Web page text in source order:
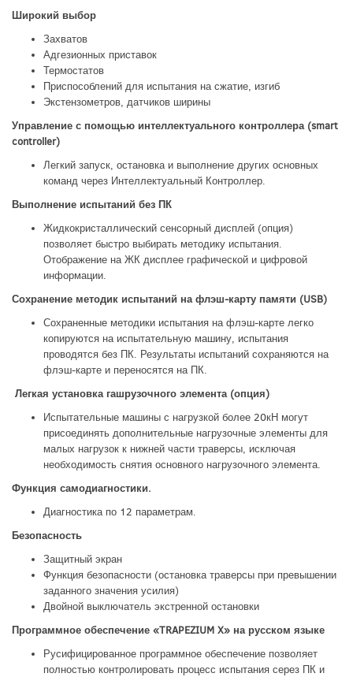
Широкий выбор
Захватов
Адгезионных приставок
Термостатов
Приспособлений для испытания на сжатие, изгиб
Экстензометров, датчиков ширины
Управление с помощью интеллектуального контроллера (smart
controller)
Легкий запуск, остановка и выполнение других основных
команд через Интеллектуальный Контроллер.
Выполнение испытаний без ПК
Жидкокристаллический сенсорный дисплей (опция)
позволяет быстро выбирать методику испытания.
Отображение на ЖК дисплее графической и цифровой
информации.
Сохранение методик испытаний на флэш-карту памяти (USB)
Сохраненные методики испытания на флэш-карте легко
копируются на испытательную машину, испытания
проводятся без ПК. Результаты испытаний сохраняются на
флэш-карте и переносятся на ПК.
Легкая установка гашрузочного элемента (опция)
Испытательные машины с нагрузкой более 20кН могут
присоединять дополнительные нагрузочные элементы для
малых нагрузок к нижней части траверсы, исключая
необходимость снятия основного нагрузочного элемента.
Функция самодиагностики.
Диагностика по 12 параметрам.
Безопасность
Защитный экран
Функция безопасности (остановка траверсы при превышении
заданного значения усилия)
Двойной выключатель экстренной остановки
Программное обеспечение «TRAPEZIUM X» на русском языке
Русифицированное программное обеспечение позволяет
полностью контролировать процесс испытания серез ПК и